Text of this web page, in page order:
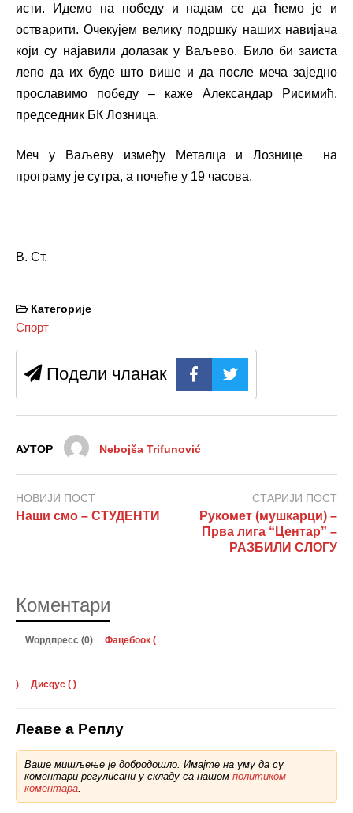
исти. Идемо на победу и надам се да ћемо је и
остварити. Очекујем велику подршку наших навијача
који су најавили долазак у Ваљево. Било би заиста
лепо да их буде што више и да после меча заједно
прославимо победу – каже Александар Рисимић,
председник БК Лозница.
Меч у Ваљеву између Металца и Лознице на
програму је сутра, а почеће у 19 часова.
В. Ст.
Категорије
Спорт
Подели чланак
АУТОР Nebojša Trifunović
НОВИЈИ ПОСТ
Наши смо – СТУДЕНТИ
СТАРИЈИ ПОСТ
Рукомет (мушкарци) –
Прва лига “Центар” –
РАЗБИЛИ СЛОГУ
Коментари
Wордпресс (0) Фацебоок (
) Дисqус ( )
Леаве а Реплy
Ваше мишљење је добродошло. Имајте на уму да су
коментари регулисани у складу са нашом политиком
коментара.